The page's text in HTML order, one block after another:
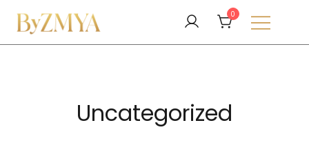
konten
0
Uncategorized